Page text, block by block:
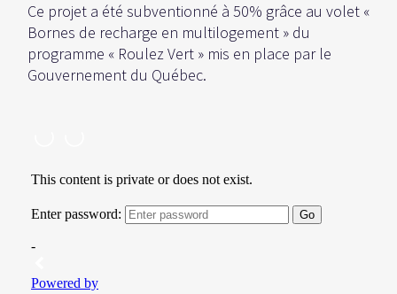
Ce projet a été subventionné à 50% grâce au volet «
Bornes de recharge en multilogement » du
programme « Roulez Vert » mis en place par le
Gouvernement du Québec.